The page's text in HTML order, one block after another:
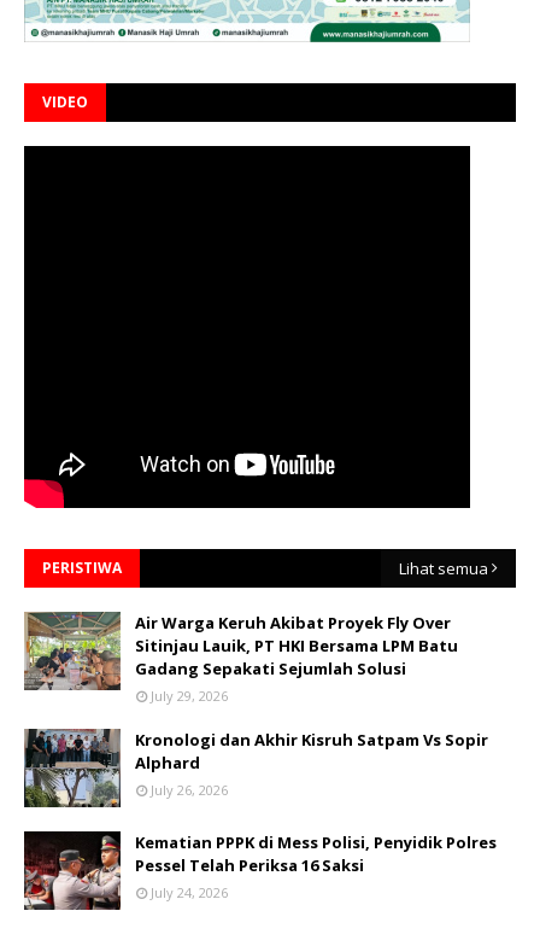
VIDEO
PERISTIWA Lihat semua
Air Warga Keruh Akibat Proyek Fly Over
Sitinjau Lauik, PT HKI Bersama LPM Batu
Gadang Sepakati Sejumlah Solusi
July 29, 2026
Kronologi dan Akhir Kisruh Satpam Vs Sopir
Alphard
July 26, 2026
Kematian PPPK di Mess Polisi, Penyidik Polres
Pessel Telah Periksa 16 Saksi
July 24, 2026